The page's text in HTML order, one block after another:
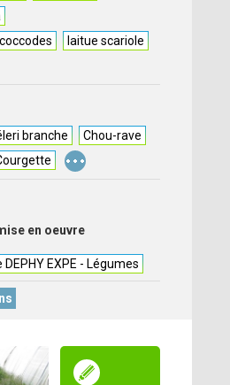
laitue scariole
branche
Chou-rave
...
en oeuvre
EXPE - Légumes